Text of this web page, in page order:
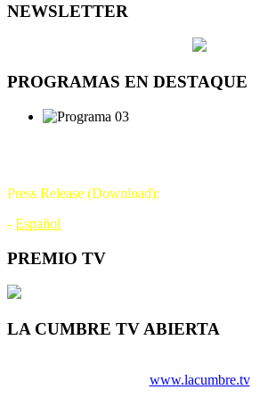
NEWSLETTER
PROGRAMAS EN DESTAQUE
Press Release (Download):
- Español
PREMIO TV
LA CUMBRE TV ABIERTA
www.lacumbre.tv